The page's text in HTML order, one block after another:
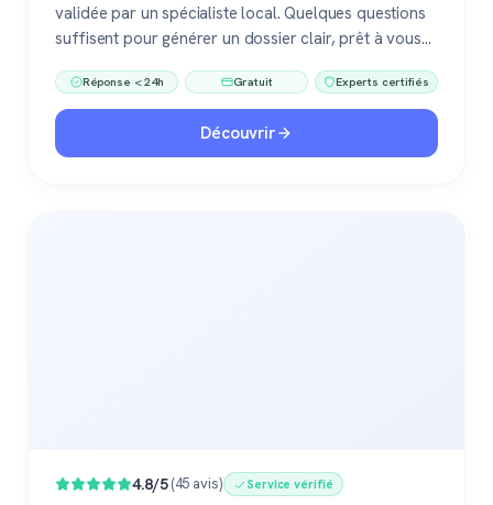
validée par un spécialiste local. Quelques questions
suffisent pour générer un dossier clair, prêt à vous
immobilier. Gratuit, sans engagement, 100 %
confiance.
Réponse < 24h Gratuit Experts certifiés
Découvrir
4.8/5(45 avis) Service vérifié